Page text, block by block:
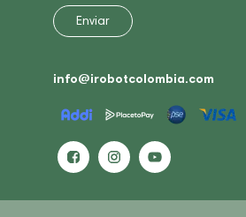
info@irobotcolombia.com